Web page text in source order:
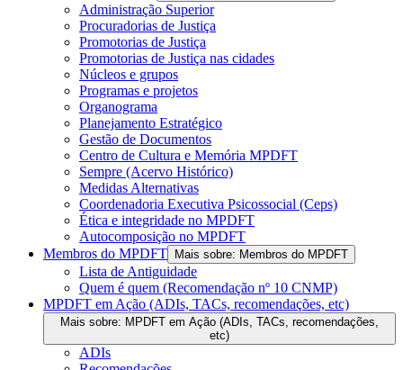
Administração Superior
Procuradorias de Justiça
Promotorias de Justiça
Promotorias de Justiça nas cidades
Núcleos e grupos
Programas e projetos
Organograma
Planejamento Estratégico
Gestão de Documentos
Centro de Cultura e Memória MPDFT
Sempre (Acervo Histórico)
Medidas Alternativas
Coordenadoria Executiva Psicossocial (Ceps)
Ética e integridade no MPDFT
Autocomposição no MPDFT
Membros do MPDFT
Mais sobre: Membros do MPDFT
Lista de Antiguidade
Quem é quem (Recomendação nº 10 CNMP)
MPDFT em Ação (ADIs, TACs, recomendações, etc)
Mais sobre: MPDFT em Ação (ADIs, TACs, recomendações,
etc)
ADIs